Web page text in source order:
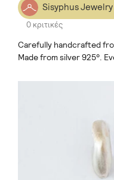
Sisyphus Jewelry
0 κριτικές
Carefully handcrafted
Made from silver 925°.